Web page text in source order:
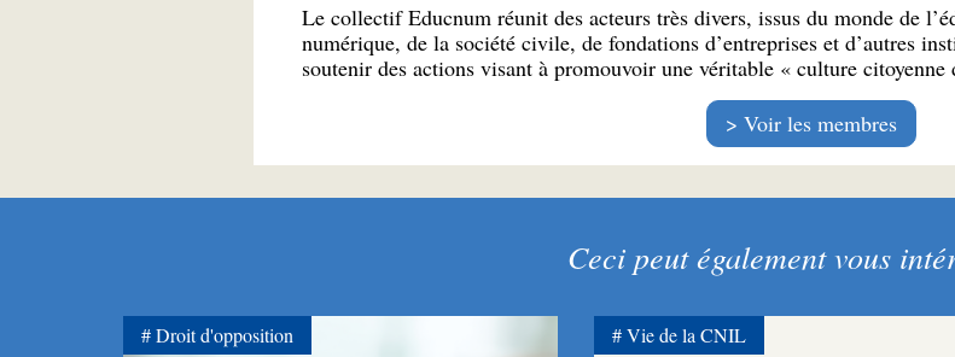
Le collectif Educnum réunit des acteurs très divers, issus du monde de
numérique, de la société civile, de fondations d’entreprises et d’autres
soutenir des actions visant à promouvoir une véritable « culture citoyenne
Voir les membres
Ceci peut également vous
Droit d'opposition Vie de la CNIL